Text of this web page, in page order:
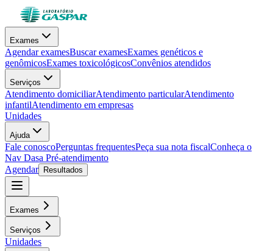
Exames
Agendar examesBuscar examesExames genéticos e
genômicosExames toxicológicosConvênios atendidos
Serviços
Atendimento domiciliarAtendimento particularAtendimento
infantilAtendimento em empresas
Unidades
Ajuda
Fale conoscoPerguntas frequentesPeça sua nota fiscalConheça o
Nav Dasa Pré-atendimento
Agendar
Resultados
Exames
Serviços
Unidades